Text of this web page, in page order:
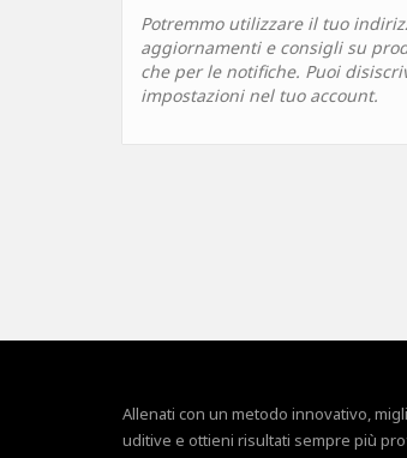
Potremmo utilizzare il tuo
aggiornamenti e consigli su
che per le notifiche. Puoi
impostazioni nel tuo account.
Allenati con un metodo innovativo,
uditive e ottieni risultati sempre più